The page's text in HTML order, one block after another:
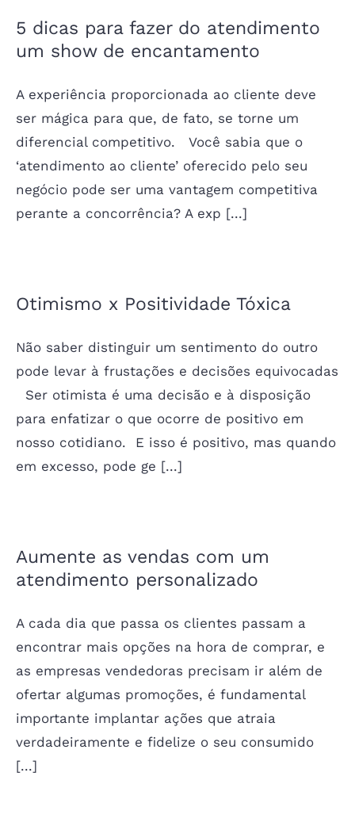
5 dicas para fazer do atendimento
um show de encantamento
A experiência proporcionada ao cliente deve
ser mágica para que, de fato, se torne um
diferencial competitivo. Você sabia que o
‘atendimento ao cliente’ oferecido pelo seu
negócio pode ser uma vantagem competitiva
perante a concorrência? A exp [...]
Otimismo x Positividade Tóxica
Não saber distinguir um sentimento do outro
pode levar à frustações e decisões equivocadas
Ser otimista é uma decisão e à disposição
para enfatizar o que ocorre de positivo em
nosso cotidiano. E isso é positivo, mas quando
em excesso, pode ge [...]
Aumente as vendas com um
atendimento personalizado
A cada dia que passa os clientes passam a
encontrar mais opções na hora de comprar, e
as empresas vendedoras precisam ir além de
ofertar algumas promoções, é fundamental
importante implantar ações que atraia
verdadeiramente e fidelize o seu consumido
[...]